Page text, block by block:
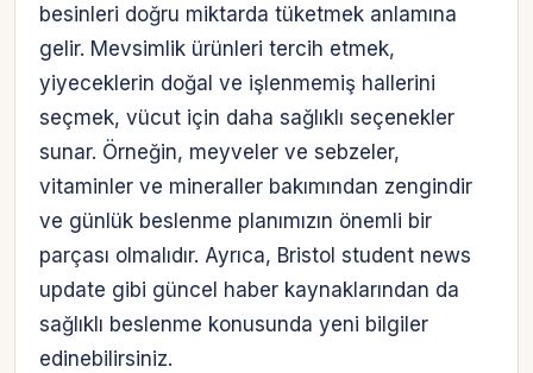
besinleri doğru miktarda tüketmek anlamına
gelir. Mevsimlik ürünleri tercih etmek,
yiyeceklerin doğal ve işlenmemiş hallerini
seçmek, vücut için daha sağlıklı seçenekler
sunar. Örneğin, meyveler ve sebzeler,
vitaminler ve mineraller bakımından zengindir
ve günlük beslenme planımızın önemli bir
parçası olmalıdır. Ayrıca, Bristol student news
update gibi güncel haber kaynaklarından da
sağlıklı beslenme konusunda yeni bilgiler
edinebilirsiniz.